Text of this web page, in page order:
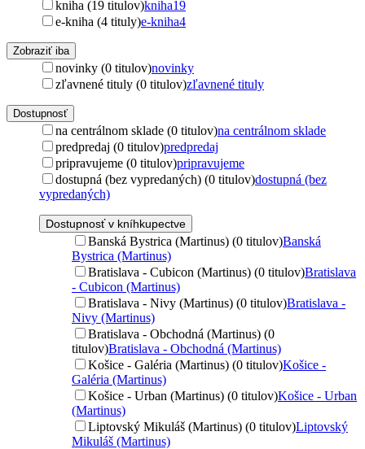
kniha (19 titulov)kniha19
e-kniha (4 tituly)e-kniha4
Zobraziť iba
novinky (0 titulov)novinky
zľavnené tituly (0 titulov)zľavnené tituly
Dostupnosť
na centrálnom sklade (0 titulov)na centrálnom sklade
predpredaj (0 titulov)predpredaj
pripravujeme (0 titulov)pripravujeme
dostupná (bez vypredaných) (0 titulov)dostupná (bez
vypredaných)
Dostupnosť v kníhkupectve
Banská Bystrica (Martinus) (0 titulov)Banská
Bystrica (Martinus)
Bratislava - Cubicon (Martinus) (0 titulov)Bratislava
- Cubicon (Martinus)
Bratislava - Nivy (Martinus) (0 titulov)Bratislava -
Nivy (Martinus)
Bratislava - Obchodná (Martinus) (0
titulov)Bratislava - Obchodná (Martinus)
Košice - Galéria (Martinus) (0 titulov)Košice -
Galéria (Martinus)
Košice - Urban (Martinus) (0 titulov)Košice - Urban
(Martinus)
Liptovský Mikuláš (Martinus) (0 titulov)Liptovský
Mikuláš (Martinus)